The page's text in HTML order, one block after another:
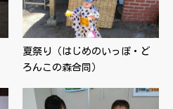
夏祭り（はじめのいっぽ・ど
ろんこの森合同）